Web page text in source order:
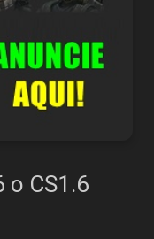
o CS1.6